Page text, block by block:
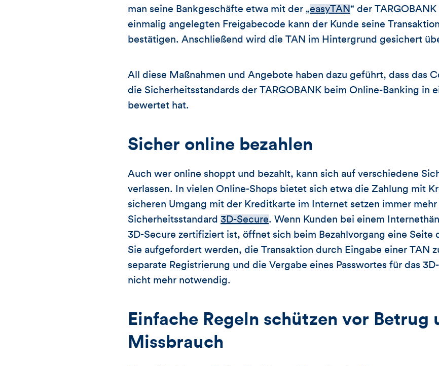
man seine Bankgeschäfte etwa mit der „easyTAN“ der
einmalig angelegten Freigabecode kann der Kunde seine
bestätigen. Anschließend wird die TAN im Hintergrund gesichert
All diese Maßnahmen und Angebote haben dazu geführt, dass das
die Sicherheitsstandards der TARGOBANK beim Online-Banking in
bewertet hat.
Sicher online bezahlen
Auch wer online shoppt und bezahlt, kann sich auf verschiedene
verlassen. In vielen Online-Shops bietet sich etwa die Zahlung mit
sicheren Umgang mit der Kreditkarte im Internet setzen immer
Sicherheitsstandard 3D-Secure. Wenn Kunden bei einem
3D-Secure zertifiziert ist, öffnet sich beim Bezahlvorgang eine Seite
Sie aufgefordert werden, die Transaktion durch Eingabe einer TAN
separate Registrierung und die Vergabe eines Passwortes für das
nicht mehr notwendig.
Einfache Regeln schützen vor Betrug
Missbrauch